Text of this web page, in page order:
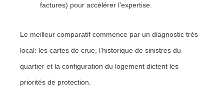
factures) pour accélérer l’expertise.
Le meilleur comparatif commence par un diagnostic très
local: les cartes de crue, l’historique de sinistres du
quartier et la configuration du logement dictent les
priorités de protection.